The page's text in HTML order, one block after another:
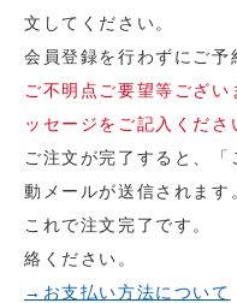
文してください。
会員登録を行わずにご予
ご不明点ご要望等ござ
ッセージをご記入くださ
ご注文が完了すると、
動メールが送信されます
これで注文完了です。
絡ください。
→お支払い方法について